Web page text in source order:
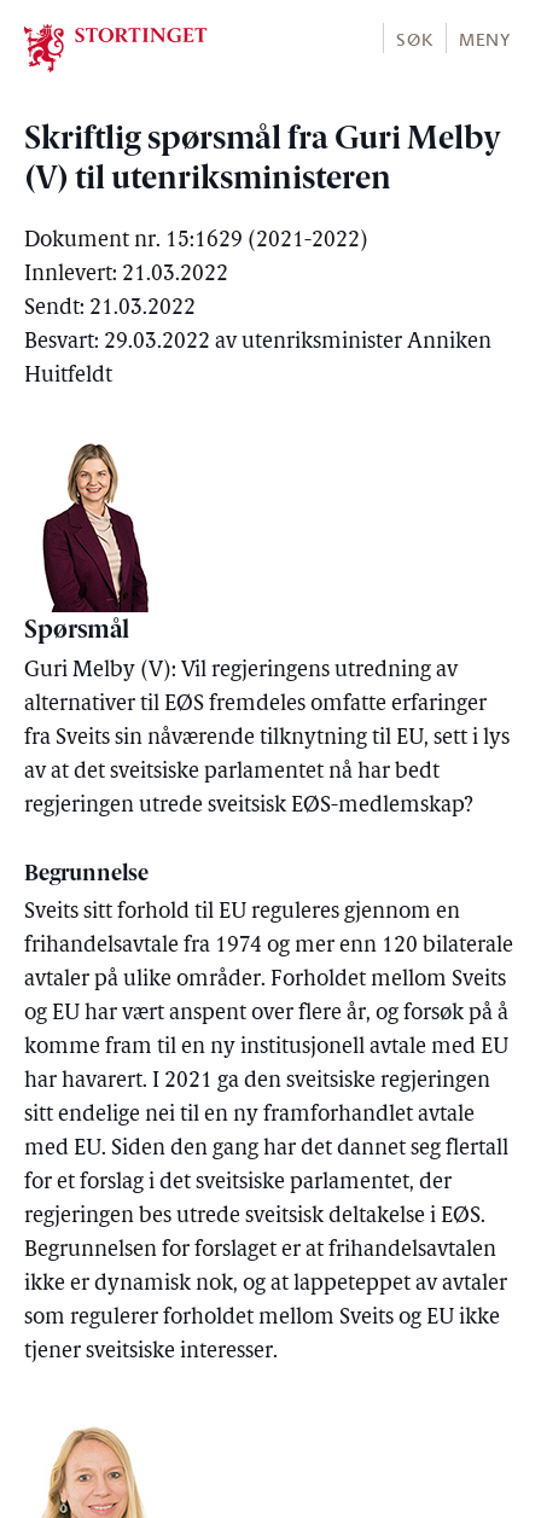
Stortinget.no
SØK MENY
Skriftlig spørsmål fra Guri Melby
(V) til utenriksministeren
Dokument nr. 15:1629 (2021-2022)
Innlevert: 21.03.2022
Sendt: 21.03.2022
Besvart: 29.03.2022 av utenriksminister Anniken
Huitfeldt
Spørsmål
Guri Melby (V): Vil regjeringens utredning av
alternativer til EØS fremdeles omfatte erfaringer
fra Sveits sin nåværende tilknytning til EU, sett i lys
av at det sveitsiske parlamentet nå har bedt
regjeringen utrede sveitsisk EØS-medlemskap?
Begrunnelse
Sveits sitt forhold til EU reguleres gjennom en
frihandelsavtale fra 1974 og mer enn 120 bilaterale
avtaler på ulike områder. Forholdet mellom Sveits
og EU har vært anspent over flere år, og forsøk på å
komme fram til en ny institusjonell avtale med EU
har havarert. I 2021 ga den sveitsiske regjeringen
sitt endelige nei til en ny framforhandlet avtale
med EU. Siden den gang har det dannet seg flertall
for et forslag i det sveitsiske parlamentet, der
regjeringen bes utrede sveitsisk deltakelse i EØS.
Begrunnelsen for forslaget er at frihandelsavtalen
ikke er dynamisk nok, og at lappeteppet av avtaler
som regulerer forholdet mellom Sveits og EU ikke
tjener sveitsiske interesser.